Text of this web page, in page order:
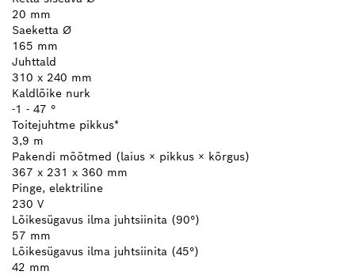
20 mm
Saeketta Ø
165 mm
Juhttald
310 x 240 mm
Kaldlõike nurk
-1 - 47 °
Toitejuhtme pikkus*
3,9 m
Pakendi mõõtmed (laius × pikkus × kõrgus)
367 x 231 x 360 mm
Pinge, elektriline
230 V
Lõikesügavus ilma juhtsiinita (90°)
57 mm
Lõikesügavus ilma juhtsiinita (45°)
42 mm